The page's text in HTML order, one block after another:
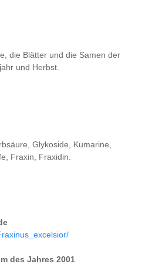
die Blätter und die Samen der
und Herbst.
Glykoside, Kumarine,
Fraxin, Fraxidin.
des Jahres 2001